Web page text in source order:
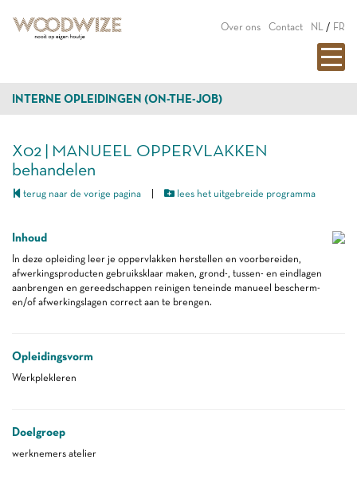
Over ons Contact NL / FR
INTERNE OPLEIDINGEN (ON-THE-JOB)
X02 | MANUEEL OPPERVLAKKEN
behandelen
terug naar de vorige pagina lees het uitgebreide programma
Inhoud
In deze opleiding leer je oppervlakken herstellen en voorbereiden,
afwerkingsproducten gebruiksklaar maken, grond-, tussen- en eindlagen
aanbrengen en gereedschappen reinigen teneinde manueel bescherm-
en/of afwerkingslagen correct aan te brengen.
Opleidingsvorm
Werkplekleren
Doelgroep
werknemers atelier